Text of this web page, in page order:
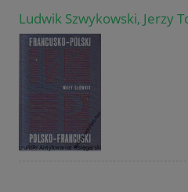
Ludwik Szwykowski, Jerzy